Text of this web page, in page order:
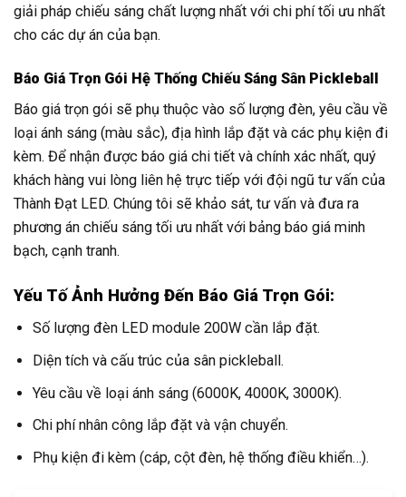
giải pháp chiếu sáng chất lượng nhất với chi phí tối ưu nhất
cho các dự án của bạn.
Báo Giá Trọn Gói Hệ Thống Chiếu Sáng Sân Pickleball
Báo giá trọn gói sẽ phụ thuộc vào số lượng đèn, yêu cầu về
loại ánh sáng (màu sắc), địa hình lắp đặt và các phụ kiện đi
kèm. Để nhận được báo giá chi tiết và chính xác nhất, quý
khách hàng vui lòng liên hệ trực tiếp với đội ngũ tư vấn của
Thành Đạt LED. Chúng tôi sẽ khảo sát, tư vấn và đưa ra
phương án chiếu sáng tối ưu nhất với bảng báo giá minh
bạch, cạnh tranh.
Yếu Tố Ảnh Hưởng Đến Báo Giá Trọn Gói:
Số lượng đèn LED module 200W cần lắp đặt.
Diện tích và cấu trúc của sân pickleball.
Yêu cầu về loại ánh sáng (6000K, 4000K, 3000K).
Chi phí nhân công lắp đặt và vận chuyển.
Phụ kiện đi kèm (cáp, cột đèn, hệ thống điều khiển…).